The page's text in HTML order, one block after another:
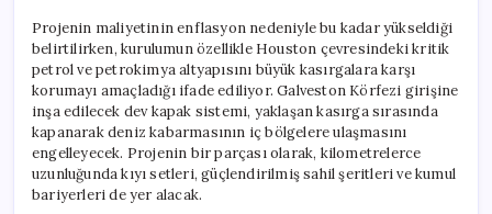
Projenin maliyetinin enflasyon nedeniyle bu kadar yükseldiği
belirtilirken, kurulumun özellikle Houston çevresindeki kritik
petrol ve petrokimya altyapısını büyük kasırgalara karşı
korumayı amaçladığı ifade ediliyor. Galveston Körfezi girişine
inşa edilecek dev kapak sistemi, yaklaşan kasırga sırasında
kapanarak deniz kabarmasının iç bölgelere ulaşmasını
engelleyecek. Projenin bir parçası olarak, kilometrelerce
uzunluğunda kıyı setleri, güçlendirilmiş sahil şeritleri ve kumul
bariyerleri de yer alacak.